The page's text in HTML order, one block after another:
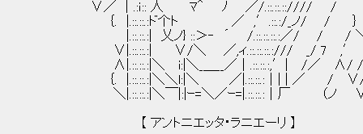
∨／ │.:ｉ:: 人 ﾏ＾ ﾉ ／/.::.::.:://// /
｛. |.::.::.:ド个ト ／ ,′.::.:/_ノ/ / ｝
|.::.::.:| 乂ノ} ::＞‐ ´ /.::.::.::.:／/ / /
∨|.::.::.:| ∨/＼ ／,ィ.::.::.::.:/// _/ 7 ,′
∧|.::.::.:|＼ i:|＼_＿__／│.::.::.:,′| /／ ∧/
｛. |.::.::.:|＼＼l:|＼ ／|.::.::.:│| | ／ / ∨//
＼|.::.::.:|＼￣|:|ｰ=＼／ｰ=|.::.::.:│厂 （ノ
【 アントニエッタ・ラニエーリ 】